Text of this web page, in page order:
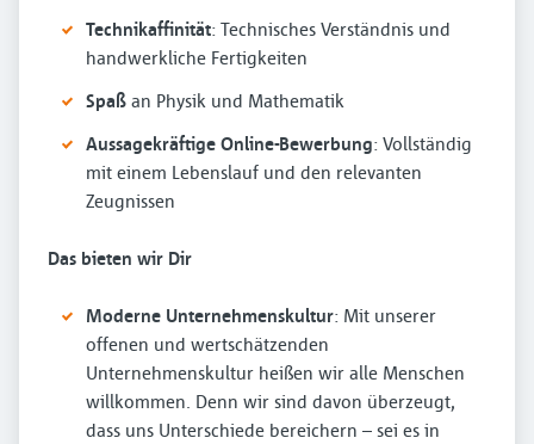
Technikaffinität: Technisches Verständnis und
handwerkliche Fertigkeiten
Spaß an Physik und Mathematik
Aussagekräftige Online-Bewerbung: Vollständig
mit einem Lebenslauf und den relevanten
Zeugnissen
Das bieten wir Dir
Moderne Unternehmenskultur: Mit unserer
offenen und wertschätzenden
Unternehmenskultur heißen wir alle Menschen
willkommen. Denn wir sind davon überzeugt,
dass uns Unterschiede bereichern – sei es in